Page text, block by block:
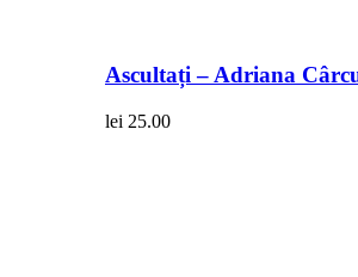
Ascultați – Adriana
lei 25.00